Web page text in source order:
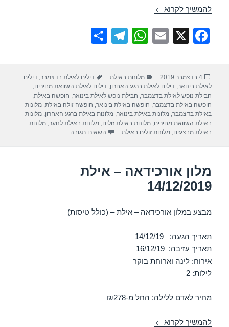
להמשיך לקרוא מלון אורכידאה – אילת 09/12/2019
F
e
b
o
o
X
E
W
s
A
p
p
T
gr
a
m
e
פורסם
בתאריך
4 בדצמבר 2019 קטגוריות
מלונות באילת תגיות
דילים לאילת בדצמבר,דילים
לאילת בינואר,דילים לאילת ברגע האחרון,דילים לאילת השוואת מחירים,
חבילת נופש לאילת בדצמבר, חבילת נופש לאילת בינואר, חופשה באילת,
חופשה באילת בדצמבר, חופשה באילת בינואר, חופשה זולה באילת,מלונות
באילת בדצמבר,מלונות באילת בינואר,מלונות באילת ברגע האחרון,מלונות
באילת השוואת מחירים,מלונות באילת זולים,מלונות באילת לנוער,מלונות
באילת מבצעים,מלונות זולים באילת השאירו תגובה
מלון אורכידאה – אילת
14/12/2019
מבצע במלון אורכידאה – אילת – (כולל טיסות)
תאריך הגעה: 14/12/19
תאריך עזיבה: 16/12/19
אירוח: לינה וארוחת בוקר
לילות: 2
מחיר לאדם ללילה: החל מ-₪278
להמשיך לקרוא מלון אורכידאה – אילת 14/12/2019